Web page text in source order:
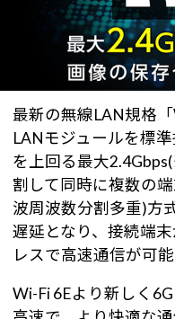
最新の無線LAN規格
LANモジュールを標
を上回る最大
割して同時に複数の
波周波数分割多重)方
遅延となり、接続端
レスで高速通信が可能
Wi-Fi 6Eより新しく